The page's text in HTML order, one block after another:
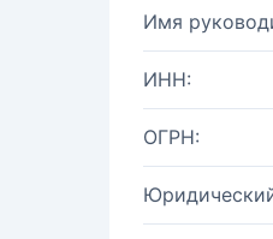
Имя
ИНН:
ОГРН: